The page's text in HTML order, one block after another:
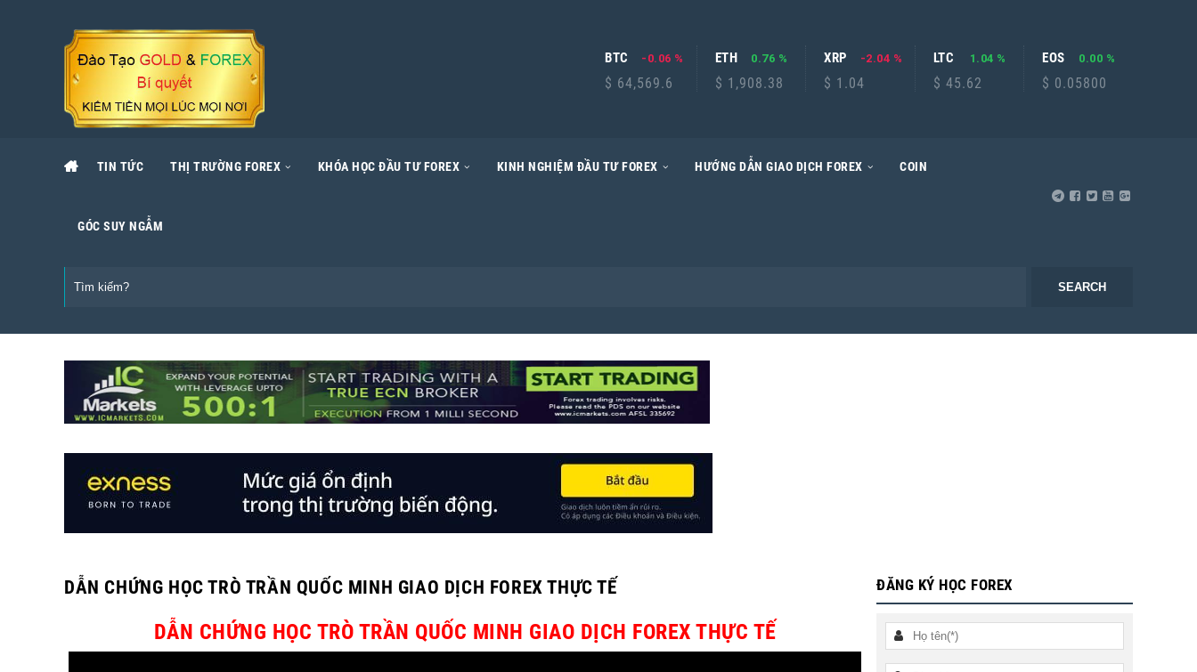
BTC
$ 64,569.6
-0.06 %
ETH
$ 1,908.38
0.76 %
XRP
$ 1.04
-2.04 %
LTC
$ 45.62
1.04 %
EOS
$ 0.05800
0.00 %
TIN TỨC THỊ TRƯỜNG FOREX KHÓA HỌC ĐẦU TƯ FOREX KINH NGHIỆM ĐẦU TƯ FOREX HƯỚNG DẪN GIAO DỊCH FOREX COIN
GÓC SUY NGẪM
SEARCH
DẪN CHỨNG HỌC TRÒ TRẦN QUỐC MINH GIAO DỊCH FOREX THỰC TẾ
DẪN CHỨNG HỌC TRÒ TRẦN QUỐC MINH GIAO DỊCH FOREX THỰC TẾ
ĐĂNG KÝ HỌC FOREX